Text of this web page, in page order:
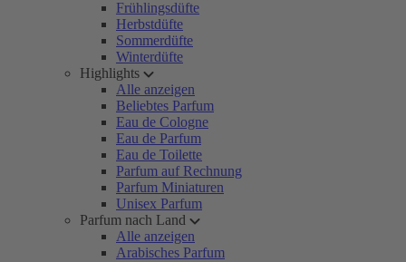
Frühlingsdüfte
Herbstdüfte
Sommerdüfte
Winterdüfte
Highlights
Alle anzeigen
Beliebtes Parfum
Eau de Cologne
Eau de Parfum
Eau de Toilette
Parfum auf Rechnung
Parfum Miniaturen
Unisex Parfum
Parfum nach Land
Alle anzeigen
Arabisches Parfum